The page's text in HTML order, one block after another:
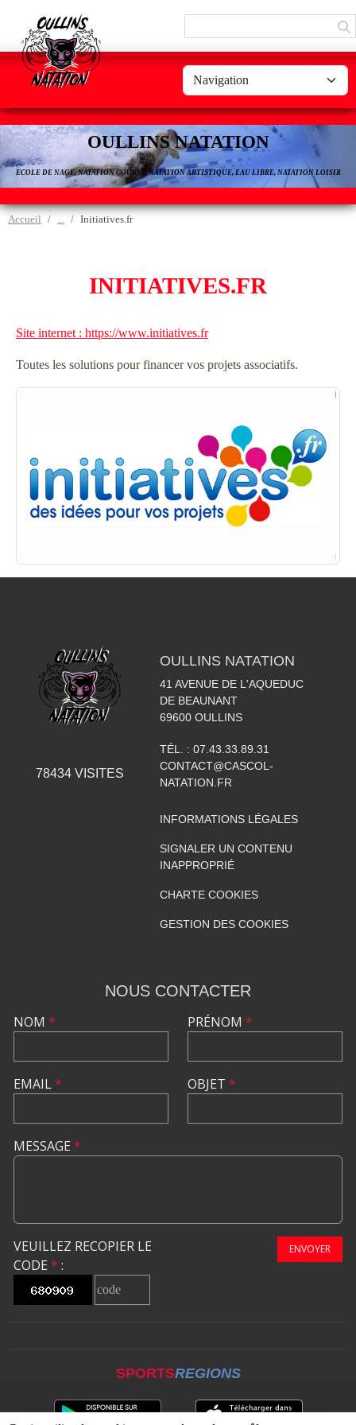
OULLINS NATATION
ECOLE DE NAGE, NATATION COURSE, NATATION ARTISTIQUE, EAU LIBRE, NATATION LOISIR
Accueil Initiatives.fr
INITIATIVES.FR
Site internet : https://www.initiatives.fr
Toutes les solutions pour financer vos projets associatifs.
78434VISITES
OULLINS NATATION
41 AVENUE DE L'AQUEDUC
DE BEAUNANT
69600 OULLINS
TÉL. : 07.43.33.89.31
CONTACT@CASCOL-
NATATION.FR
INFORMATIONS LÉGALES
SIGNALER UN CONTENU
INAPPROPRIÉ
CHARTE COOKIES
GESTION DES COOKIES
NOUS CONTACTER
NOM *
EMAIL*
PRÉNOM *
OBJET *
MESSAGE *
VEUILLEZ RECOPIER LE
CODE * :
ENVOYER
SPORTSREGIONS